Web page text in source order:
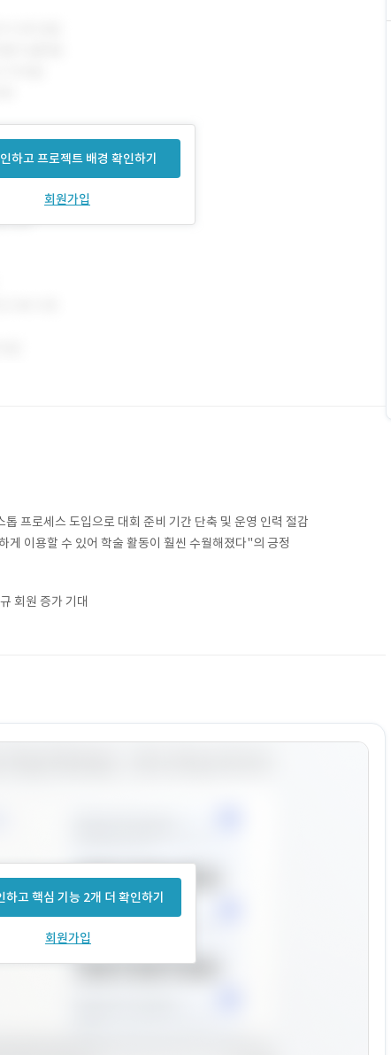
하고 프로젝트 배경 확인하기
회원가입
프로세스 도입으로 대회 준비 기간 단축 및 운영 인력 절감
이용할 수 있어 학술 활동이 훨씬 수월해졌다"의 긍정
회원 증가 기대
하고 핵심 기능 2개 더 확인하기
회원가입